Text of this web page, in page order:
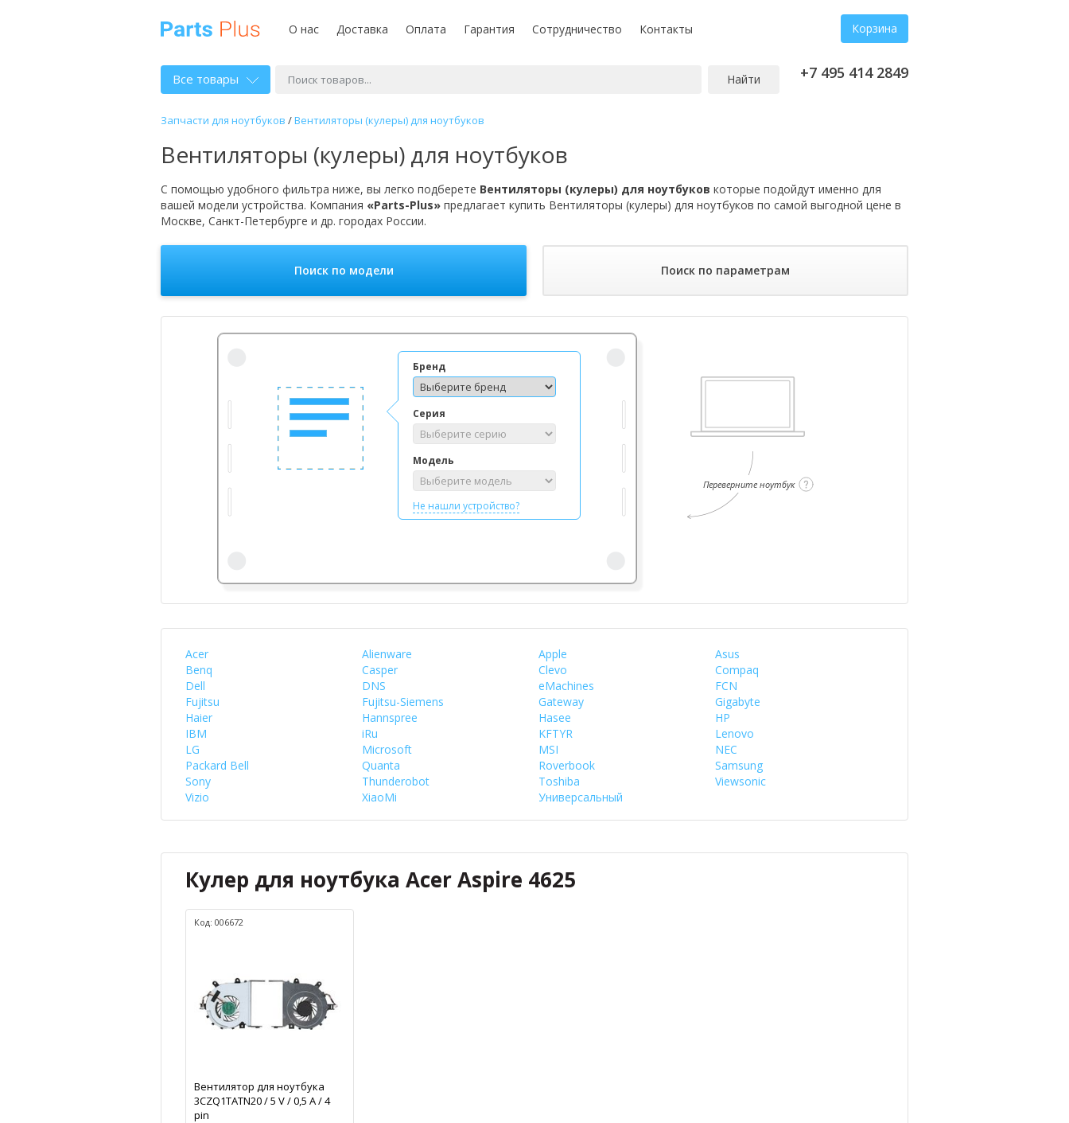
О нас Доставка Оплата Гарантия Сотрудничество Контакты Корзина
Все товары Найти +7 495 414 2849
Запчасти для ноутбуков /Вентиляторы (кулеры) для ноутбуков
Вентиляторы (кулеры) для ноутбуков
С помощью удобного фильтра ниже, вы легко подберете Вентиляторы (кулеры) для ноутбуков которые подойдут именно для
вашей модели устройства. Компания «Parts-Plus» предлагает купить Вентиляторы (кулеры) для ноутбуков по самой выгодной цене в
Москве, Санкт-Петербурге и др. городах России.
Поиск по модели Поиск по параметрам
Бренд
Серия
Модель
Не нашли устройство?
Переверните ноутбук
Acer Alienware Apple
Asus
Benq
Casper Clevo
Compaq
Dell
DNS eMachines
FCN
Fujitsu
Fujitsu-Siemens Gateway
Gigabyte
Haier
Hannspree Hasee
HP
IBM
iRu KFTYR
Lenovo
LG
Microsoft MSI
NEC
Packard Bell
Quanta Roverbook
Samsung
Sony
Thunderobot Toshiba
Viewsonic
Vizio
XiaoMi Универсальный
Кулер для ноутбука Acer Aspire 4625
Код: 006672
Вентилятор для ноутбука
3CZQ1TATN20 / 5 V / 0,5 А / 4
pin